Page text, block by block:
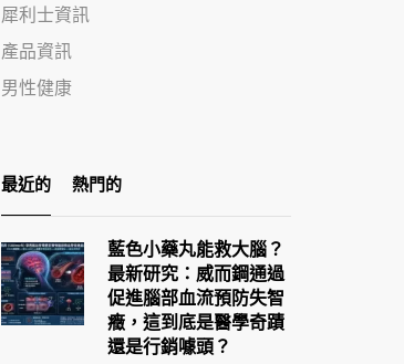
犀利士資訊
產品資訊
男性健康
最近的 熱門的
藍色小藥丸能救大腦？
最新研究：威而鋼通過
促進腦部血流預防失智
癥，這到底是醫學奇蹟
還是行銷噱頭？